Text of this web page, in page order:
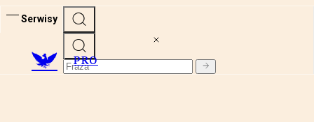
Serwisy
PRO